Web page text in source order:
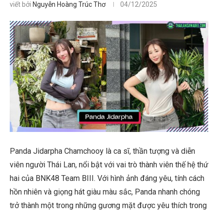
viết bởi Nguyễn Hoàng Trúc Thơ 04/12/2025
Panda Jidarpha Chamchooy là ca sĩ, thần tượng và diễn
viên người Thái Lan, nổi bật với vai trò thành viên thế hệ thứ
hai của BNK48 Team BIII. Với hình ảnh đáng yêu, tính cách
hồn nhiên và giọng hát giàu màu sắc, Panda nhanh chóng
trở thành một trong những gương mặt được yêu thích trong